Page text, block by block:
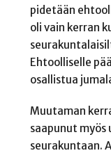
pidetään
oli vain kerran
Ehtoolliselle
osallistua
Muutaman
saapunut myös
seurakuntaan.